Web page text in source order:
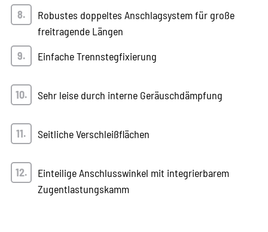
Robustes doppeltes Anschlagsystem für große
freitragende Längen
Einfache Trennstegfixierung
Sehr leise durch interne Geräuschdämpfung
Seitliche Verschleißflächen
Einteilige Anschlusswinkel mit integrierbarem
Zugentlastungskamm